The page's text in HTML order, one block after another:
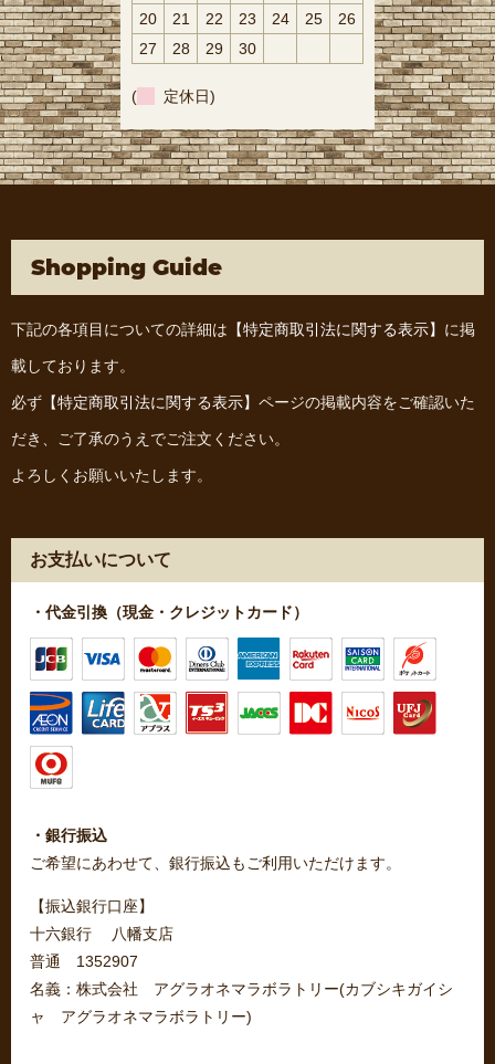
20 21 22 23 24 25
26
27
28 29 30
( 定休日)
Shopping Guide
下記の各項目についての詳細は 【特定商取引法に関する表示】 に掲
載しております。
必ず 【特定商取引法に関する表示】 ページの掲載内容をご確認いた
だき、ご了承のうえでご注文ください。
よろしくお願いいたします。
お支払いについて
・代金引換（現金・クレジットカード）
・銀行振込
ご希望にあわせて、銀行振込もご利用いただけます。
【振込銀行口座】
十六銀行 八幡支店
普通 1352907
名義：株式会社 アグラオネマラボラトリー(カブシキガイシ
ャ アグラオネマラボラトリー)